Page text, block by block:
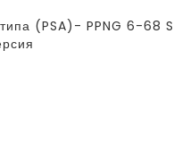
(PSA)- PPNG 6-68 S